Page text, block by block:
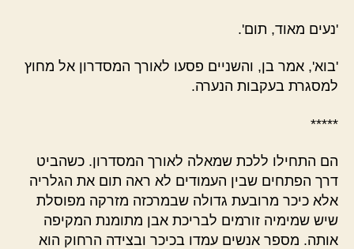
'נעים מאוד, תום'.
'בוא', אמר בן, והשניים פסעו לאורך המסדרון אל מחוץ
למסגרת בעקבות הנערה.
*****
הם התחילו ללכת שמאלה לאורך המסדרון. כשהביט
דרך הפתחים שבין העמודים לא ראה תום את הגלריה
אלא כיכר מרובעת גדולה שבמרכזה מזרקה מפוסלת
שיש שמימיה זורמים לבריכת אבן מתומנת המקיפה
אותה. מספר אנשים עמדו בכיכר ובצידה הרחוק הוא